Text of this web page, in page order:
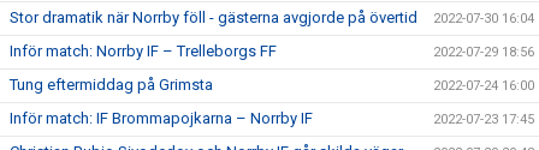
Stor dramatik när Norrby föll - gästerna avgjorde på övertid 2022-07-30 16:04
Inför match: Norrby IF – Trelleborgs FF 2022-07-29 18:56
Tung eftermiddag på Grimsta 2022-07-24 16:00
Inför match: IF Brommapojkarna – Norrby IF 2022-07-23 17:45